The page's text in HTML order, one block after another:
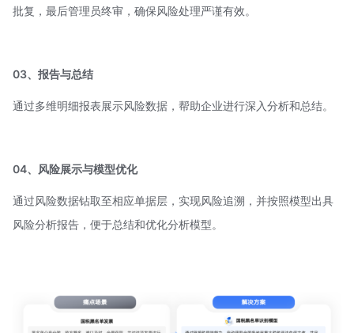
批复，最后管理员终审，确保风险处理严谨有效。
03、报告与总结
通过多维明细报表展示风险数据，帮助企业进行深入分析和总结。
04、风险展示与模型优化
通过风险数据钻取至相应单据层，实现风险追溯，并按照模型出具
风险分析报告，便于总结和优化分析模型。